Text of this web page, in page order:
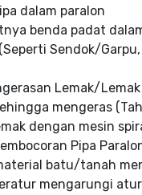
dalam paralon
benda padat
Sendok/
Lemak/
mengeras
dengan mesin
Pipa
batu/tanah
mengarungi